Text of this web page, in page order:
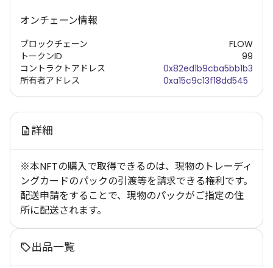
オンチェーン情報
ブロックチェーン
トークンID
コントラクトアドレス
所有者アドレス
FLOW
99
0x82ed1b9cba5bb1b3
0xa15c9c13f18dd545
詳細
※本NFTの購入で取得できるのは、現物のトレーディ
ングカードのパックの引渡等を請求できる権利です。
配送申請をすることで、現物のパックがご指定の住
所に配送されます。
出品一覧